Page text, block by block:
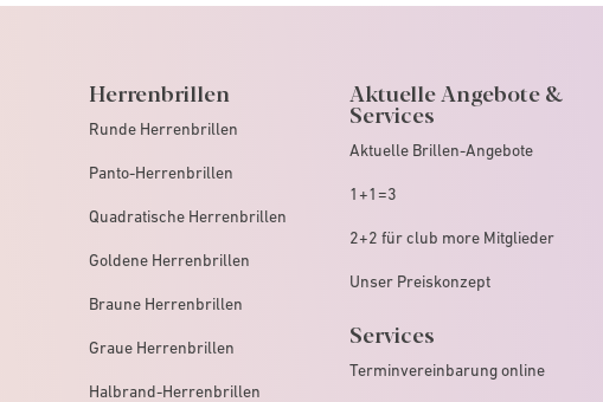
Herrenbrillen
Runde Herrenbrillen
Panto-Herrenbrillen
Quadratische Herrenbrillen
Goldene Herrenbrillen
Braune Herrenbrillen
Graue Herrenbrillen
Halbrand-Herrenbrillen
Aktuelle Angebote &
Services
Aktuelle Brillen-Angebote
1+1=3
2+2 für club more Mitglieder
Unser Preiskonzept
Services
Terminvereinbarung online